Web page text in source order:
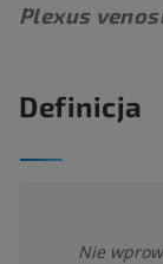
Plexus
Definicja
Nie